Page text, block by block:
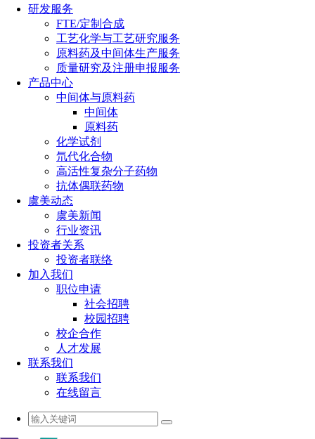
研发服务
FTE/定制合成
工艺化学与工艺研究服务
原料药及中间体生产服务
质量研究及注册申报服务
产品中心
中间体与原料药
中间体
原料药
化学试剂
氘代化合物
高活性复杂分子药物
抗体偶联药物
虞美动态
虞美新闻
行业资讯
投资者关系
投资者联络
加入我们
职位申请
社会招聘
校园招聘
校企合作
人才发展
联系我们
联系我们
在线留言